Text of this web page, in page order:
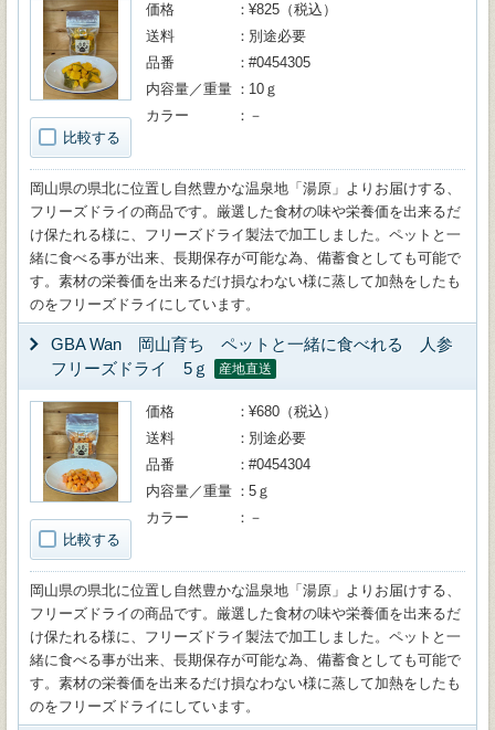
比較する
価格
¥825（税込）
送料
別途必要
品番
#0454305
内容量／重量
10ｇ
カラー
－
岡山県の県北に位置し自然豊かな温泉地「湯原」よりお届けする、
フリーズドライの商品です。厳選した食材の味や栄養価を出来るだ
け保たれる様に、フリーズドライ製法で加工しました。ペットと一
緒に食べる事が出来、長期保存が可能な為、備蓄食としても可能で
す。素材の栄養価を出来るだけ損なわない様に蒸して加熱をしたも
のをフリーズドライにしています。
GBA Wan 岡山育ち ペットと一緒に食べれる 人参
フリーズドライ 5ｇ
産地直送
比較する
価格
¥680（税込）
送料
別途必要
品番
#0454304
内容量／重量
5ｇ
カラー
－
岡山県の県北に位置し自然豊かな温泉地「湯原」よりお届けする、
フリーズドライの商品です。厳選した食材の味や栄養価を出来るだ
け保たれる様に、フリーズドライ製法で加工しました。ペットと一
緒に食べる事が出来、長期保存が可能な為、備蓄食としても可能で
す。素材の栄養価を出来るだけ損なわない様に蒸して加熱をしたも
のをフリーズドライにしています。